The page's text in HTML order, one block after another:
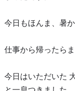
今日もほんま、暑か
仕事から帰ったら
今日はいただいた